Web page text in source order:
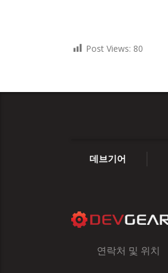
Post Views: 80
데브기어
연락처 및 위치